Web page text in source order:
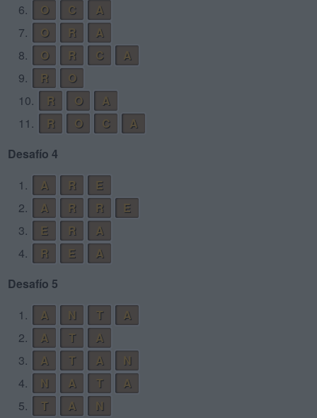
6.
O C
A
7.
O R
A
8.
O R C
A
9.
R
O
10.
R O
A
11.
R O C
A
Desafío 4
1.
A R
E
2.
A R R
E
3.
E R
A
4.
R E
A
Desafío 5
1.
A N T
A
2.
A T
A
3.
A T A
N
4.
N A T
A
5.
T A
N